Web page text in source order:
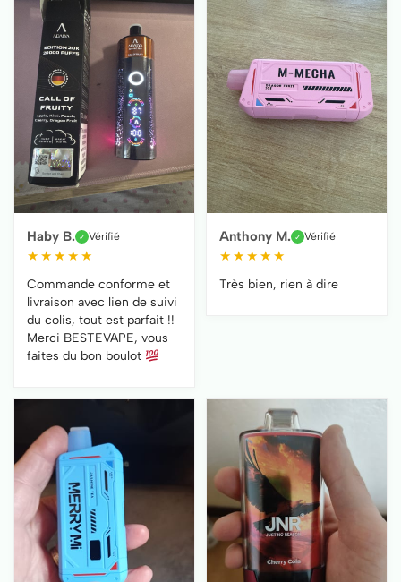
Haby B. ✓ Vérifié
★ ★ ★ ★ ★
Commande conforme et
livraison avec lien de suivi
du colis, tout est parfait !!
Merci BESTEVAPE, vous
faites du bon boulot
Anthony M. ✓ Vérifié
★ ★ ★ ★ ★
Très bien, rien à dire